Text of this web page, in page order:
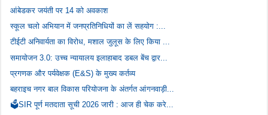
आंबेडकर जयंती पर 14 को अवकाश
स्कूल चलो अभियान में जनप्रतिनिधियों का लें सहयोग :...
टीईटी अनिवार्यता का विरोध, मशाल जुलूस के लिए किया ...
समायोजन 3.0: उच्च न्यायालय इलाहाबाद डबल बेंच द्वार...
प्रगणक और पर्यवेक्षक (E&S) के मुख्य कर्तव्य
बहराइच नगर बाल विकास परियोजना के अंतर्गत आंगनवाड़ी...
🗳️SIR पूर्ण मतदाता सूची 2026 जारी : आज ही चेक करे...